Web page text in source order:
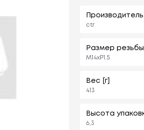
Производитель
ctr
Размер резьбы
M14xP1.5
Вес [г]
413
Высота
6,3